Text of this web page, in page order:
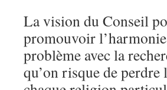
La vision du Conseil
promouvoir
problème avec la
qu’on risque de